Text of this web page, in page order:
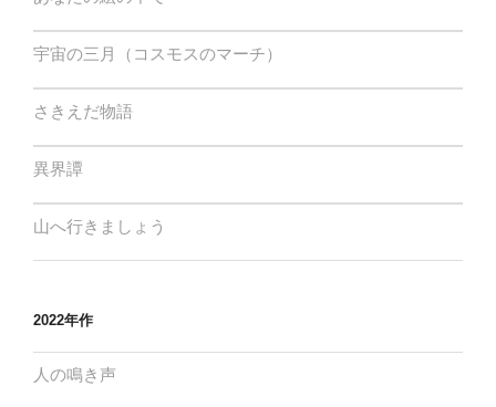
宇宙の三月（コスモスのマーチ）
さきえだ物語
異界譚
山へ行きましょう
2022年作
人の鳴き声